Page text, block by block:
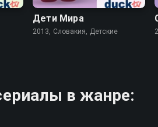
Дети Мира
2013, Словакия, Детские
в жанре: